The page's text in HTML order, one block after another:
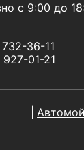
с 9:00 до
36-11
01-21